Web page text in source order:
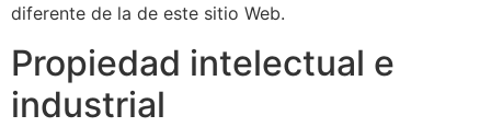
diferente de la de este sitio Web.
Propiedad intelectual e
industrial